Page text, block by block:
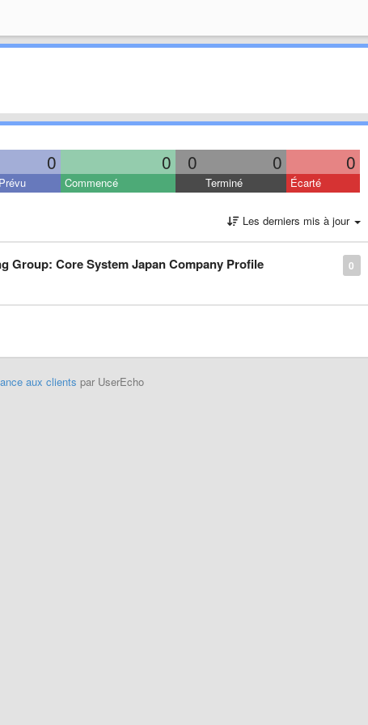
0 0 0 0 0
Prévu Commencé Terminé Écarté
Les derniers mis à jour
0
Group: Core System Japan Company Profile
aux clients par UserEcho